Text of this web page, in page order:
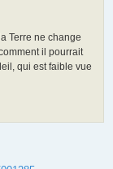
Terre ne change
il pourrait
qui est faible vue